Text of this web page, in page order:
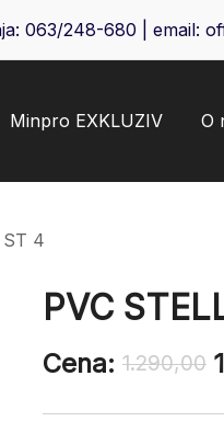
063/248-680 | email:
Minpro EXKLUZIV O
ST 4
PVC
Cena: 1.290,00